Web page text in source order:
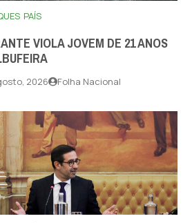
PAÍS
VIOLA JOVEM DE 21 ANOS
2026 Folha Nacional